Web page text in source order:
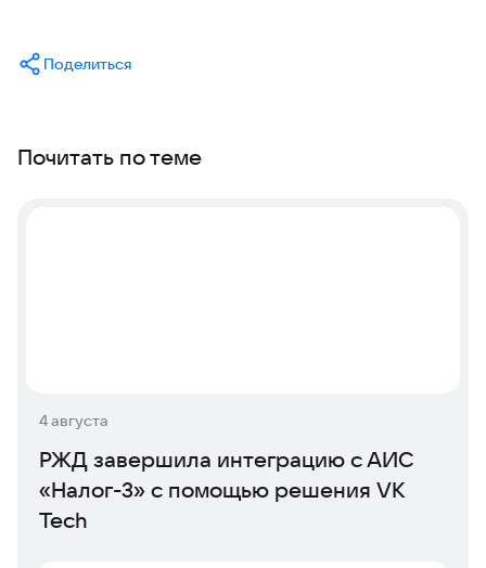
Поделиться
Почитать по теме
4 августа
РЖД завершила интеграцию с АИС
«Налог-3» с помощью решения VK
Tech